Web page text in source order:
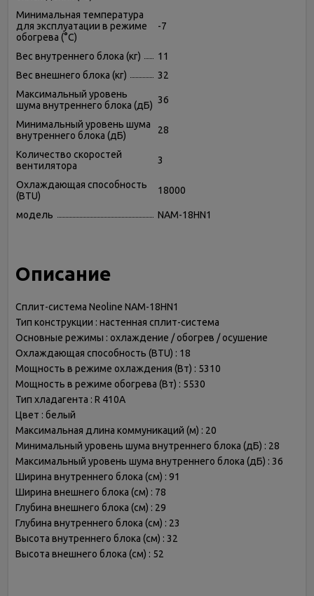
Минимальная температура
для эксплуатации в режиме
обогрева (°C)
-7
Вес внутреннего блока (кг)
11
Вес внешнего блока (кг)
32
Максимальный уровень
шума внутреннего блока (дБ) 36
Минимальный уровень шума
внутреннего блока (дБ)
28
Количество скоростей
вентилятора
3
Охлаждающая способность
(BTU)
18000
модель NAM-18HN1
Описание
Сплит-система Neoline NAM-18HN1
Тип конструкции : настенная сплит-система
Основные режимы : охлаждение / обогрев / осушение
Охлаждающая способность (BTU) : 18
Мощность в режиме охлаждения (Вт) : 5310
Мощность в режиме обогрева (Вт) : 5530
Тип хладагента : R 410A
Цвет : белый
Максимальная длина коммуникаций (м) : 20
Минимальный уровень шума внутреннего блока (дБ) : 28
Максимальный уровень шума внутреннего блока (дБ) : 36
Ширина внутреннего блока (см) : 91
Ширина внешнего блока (см) : 78
Глубина внешнего блока (см) : 29
Глубина внутреннего блока (см) : 23
Высота внутреннего блока (см) : 32
Высота внешнего блока (см) : 52